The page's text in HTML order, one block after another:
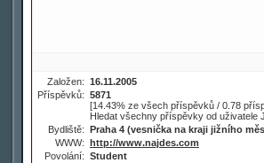
Založen: 16.11.2005
Příspěvků: 5871
[14.43% ze všech příspěvků / 0.78
Hledat všechny příspěvky od uživatele
Bydliště: Praha 4 (vesnička na kraji jižního
WWW: http://www.najdes.com
Povolání: Student